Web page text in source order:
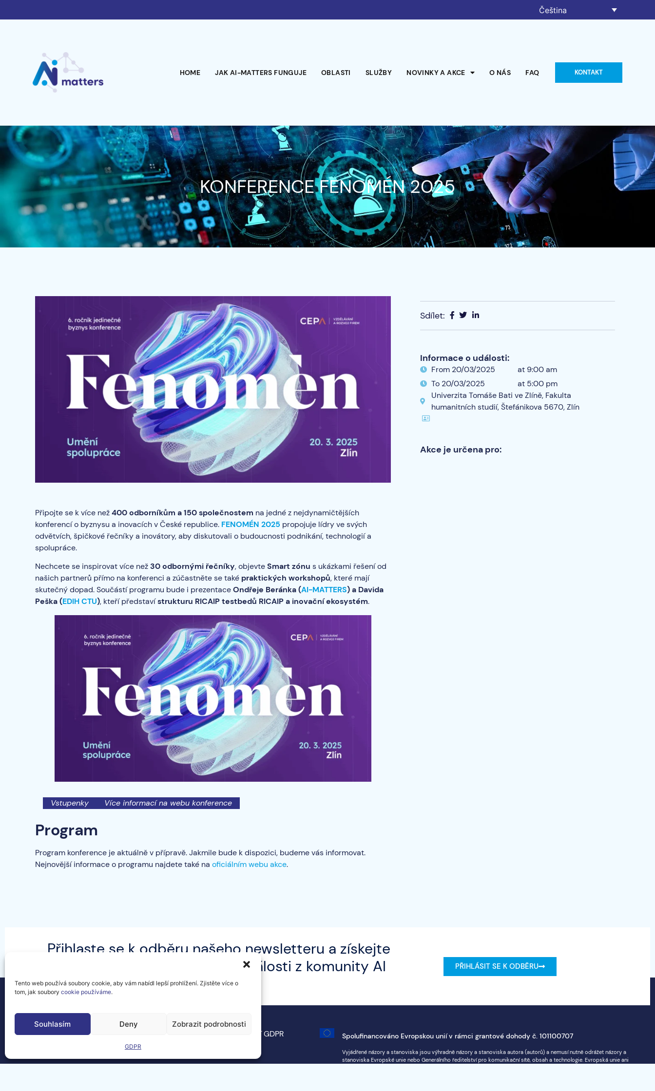
Tento web používá soubory cookie, aby vám nabídl lepší prohlížení. Zjistěte více o
tom, jak soubory cookie používáme.
Souhlasím Deny Zobrazit podrobnosti
GDPR
Čeština
HOME JAK AI-MATTERS FUNGUJE OBLASTI SLUŽBY NOVINKY A AKCE O NÁS FAQ KONTAKT
KONFERENCE FENOMÉN 2025
Připojte se k více než400 odborníkům a 150 společnostem na jedné z nejdynamičtějších
konferencí o byznysu a inovacích v České republice. FENOMÉN 2025 propojuje lídry ve svých
odvětvích, špičkové řečníky a inovátory, aby diskutovali o budoucnosti podnikání, technologií a
spolupráce.
Nechcete se inspirovat více než30 odbornými řečníky, objevteSmart zónu s ukázkami řešení od
našich partnerů přímo na konferenci a zúčastněte se také praktických workshopů, které mají
skutečný dopad. Součástí programu bude i prezentaceOndřeje Beránka (AI-MATTERS) a Davida
Peška (EDIH CTU), kteří představístrukturu RICAIP testbedů RICAIP a inovační ekosystém.
Vstupenky Více informací na webu konference
Program
Program konference je aktuálně v přípravě. Jakmile bude k dispozici, budeme vás informovat.
Nejnovější informace o programu najdete také na oficiálním webu akce.
Sdílet:
Informace o události:
From 20/03/2025
at 9:00 am
To 20/03/2025
at 5:00 pm
Univerzita Tomáše Bati ve Zlíně, Fakulta
humanitních studií, Štefánikova 5670, Zlín
Akce je určena pro:
Přihlaste se k odběru našeho newsletteru a získejte
všechny nejnovější zprávy a události z komunity AI
Matters.
PŘIHLÁSIT SE K ODBĚRU
Právní upozorněníGDPR
Spolufinancováno Evropskou unií v rámci grantové dohody č. 101100707
Vyjádřené názory a stanoviska jsou výhradně názory a stanoviska autora (autorů) a nemusí nutně odrážet názory a
stanoviska Evropské unie nebo Generálního ředitelství pro komunikační sítě, obsah a technologie. Evropská unie ani